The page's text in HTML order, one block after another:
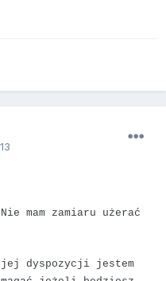
Nie mam zamiaru użerać
dyspozycji jestem